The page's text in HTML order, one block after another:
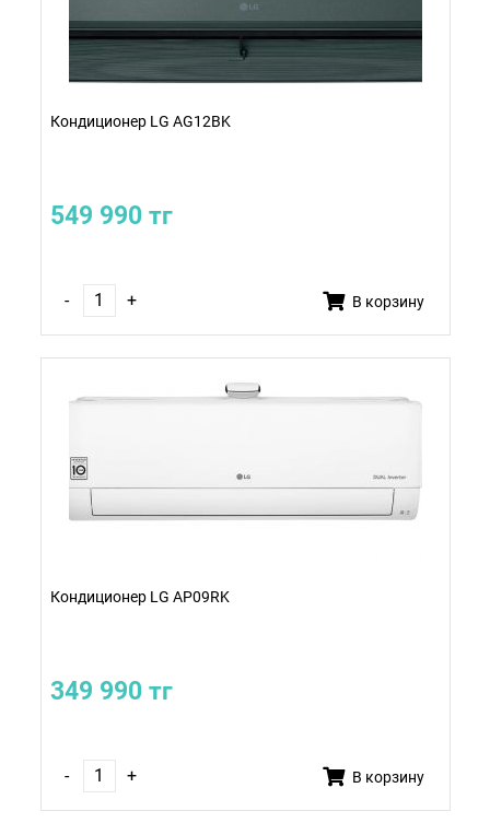
Кондиционер LG AG12BK
549 990 тг
- + В корзину
Кондиционер LG AP09RK
349 990 тг
- + В корзину